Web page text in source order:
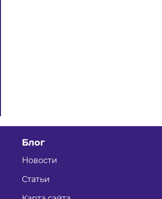
Блог
Новости
Статьи